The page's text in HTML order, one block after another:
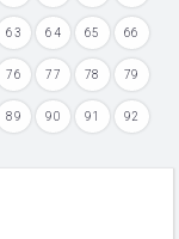
63 64 65 66
76 77 78 79
89 90 91 92